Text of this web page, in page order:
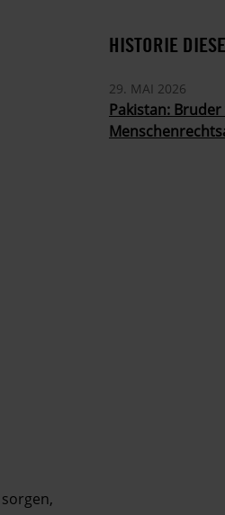
HISTORIE
29. MAI 2026
Pakistan: Bruder